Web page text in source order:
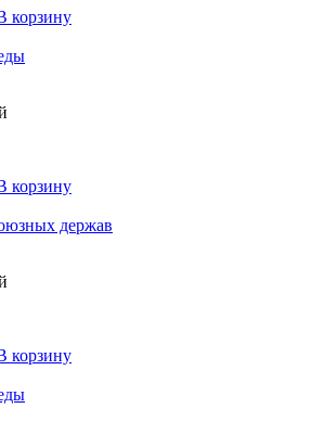
корзину
корзину
держав
корзину